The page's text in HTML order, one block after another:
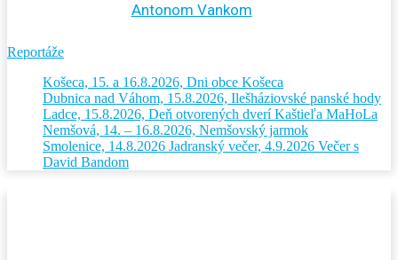
Reportáže
Antonom Vankom
Košeca, 15. a 16.8.2026, Dni obce Košeca
Dubnica nad Váhom, 15.8.2026, Ilešháziovské panské hody
Ladce, 15.8.2026, Deň otvorených dverí Kaštieľa MaHoLa
Nemšová, 14. – 16.8.2026, Nemšovský jarmok
Smolenice, 14.8.2026 Jadranský večer, 4.9.2026 Večer s
David Bandom